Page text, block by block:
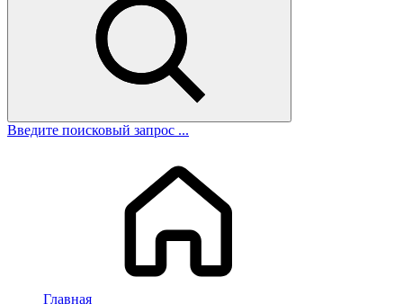
Введите поисковый запрос ...
Главная